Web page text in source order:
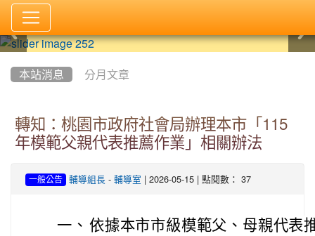
本站消息 分月文章
轉知：桃園市政府社會局辦理本市「115
年模範父親代表推薦作業」相關辦法
一般公告 輔導組長- 輔導室 | 2026-05-15 | 點閱數： 37
一、 依據本市市級模範父、母親代表